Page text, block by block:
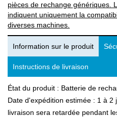
pièces de rechange génériques.
indiquent uniquement la
diverses machines.
Information sur le produit
Instructions de livraison
État du produit : Batterie de
Date d'expédition estimée : 1 à
livraison sera retardée pendant